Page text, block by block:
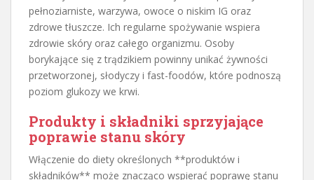
pełnoziarniste, warzywa, owoce o niskim IG oraz
zdrowe tłuszcze. Ich regularne spożywanie wspiera
zdrowie skóry oraz całego organizmu. Osoby
borykające się z trądzikiem powinny unikać żywności
przetworzonej, słodyczy i fast-foodów, które podnoszą
poziom glukozy we krwi.
Produkty i składniki sprzyjające
poprawie stanu skóry
Włączenie do diety określonych **produktów i
składników** może znacząco wspierać poprawę stanu